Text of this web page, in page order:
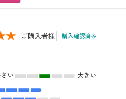
ご購入者様 購入確認済み
い
大きい